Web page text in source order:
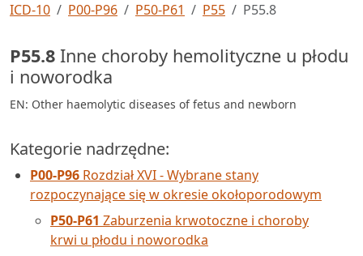
ICD-10 P00-P96 P50-P61 P55 P55.8
P55.8 Inne choroby hemolityczne u płodu
i noworodka
EN: Other haemolytic diseases of fetus and newborn
Kategorie nadrzędne:
P00-P96 Rozdział XVI - Wybrane stany
rozpoczynające się w okresie okołoporodowym
P50-P61 Zaburzenia krwotoczne i choroby
krwi u płodu i noworodka